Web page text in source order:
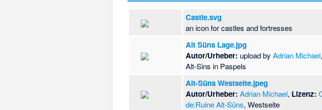
Castle.svg
an icon for castles and fortresses
Alt Süns Lage.jpg
Autor/Urheber: upload byAdrian Michael,
Alt-Sins in Paspels
Alt-Süns Westseite.jpeg
Autor/Urheber: Adrian Michael, Lizenz:
de:Ruine Alt-Süns, Westseite